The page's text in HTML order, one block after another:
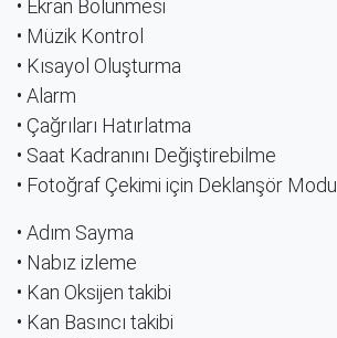
• Ekran Bölünmesi
• Müzik Kontrol
• Kısayol Oluşturma
• Alarm
• Çağrıları Hatırlatma
• Saat Kadranını Değiştirebilme
• Fotoğraf Çekimi için Deklanşör Modu
• Adım Sayma
• Nabız izleme
• Kan Oksijen takibi
• Kan Basıncı takibi